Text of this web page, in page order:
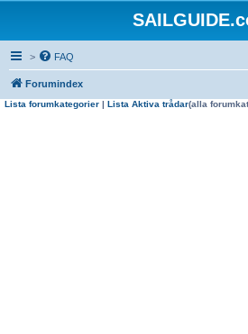
> FAQ
Forumindex
Lista forumkategorier | Lista Aktiva trådar(alla